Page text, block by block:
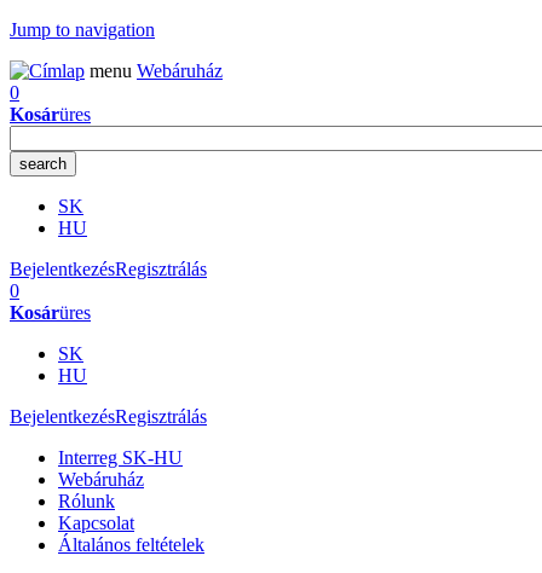
Jump to navigation
menu Webáruház
0
Kosárüres
SK
HU
BejelentkezésRegisztrálás
0
Kosárüres
SK
HU
BejelentkezésRegisztrálás
Interreg SK-HU
Webáruház
Rólunk
Kapcsolat
Általános feltételek